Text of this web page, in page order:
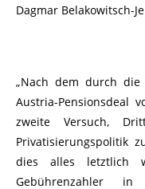
Dagmar Belakowitsch-
„Nach dem durch die
Austria-Pensionsdeal
zweite Versuch,
Privatisierungspolitik
dies alles letztlich
Gebührenzahler